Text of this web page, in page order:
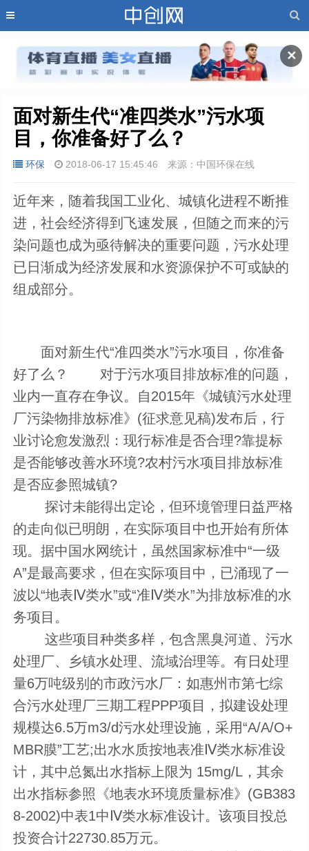
✕
面对新生代“准四类水”污水项
目，你准备好了么？
环保 2018-06-17 15:45:46 来源：中国环保在线
近年来，随着我国工业化、城镇化进程不断推
进，社会经济得到飞速发展，但随之而来的污
染问题也成为亟待解决的重要问题，污水处理
已日渐成为经济发展和水资源保护不可或缺的
组成部分。
面对新生代“准四类水”污水项目，你准备
好了么？ 对于污水项目排放标准的问题，
业内一直存在争议。自2015年《城镇污水处理
厂污染物排放标准》(征求意见稿)发布后，行
业讨论愈发激烈：现行标准是否合理?靠提标
是否能够改善水环境?农村污水项目排放标准
是否应参照城镇?
探讨未能得出定论，但环境管理日益严格
的走向似已明朗，在实际项目中也开始有所体
现。据中国水网统计，虽然国家标准中“一级
A”是最高要求，但在实际项目中，已涌现了一
波以“地表Ⅳ类水”或“准Ⅳ类水”为排放标准的水
务项目。
这些项目种类多样，包含黑臭河道、污水
处理厂、乡镇水处理、流域治理等。有日处理
量6万吨级别的市政污水厂：如惠州市第七综
合污水处理厂三期工程PPP项目，拟建设处理
规模达6.5万m3/d污水处理设施，采用“A/A/O+
MBR膜”工艺;出水水质按地表准Ⅳ类水标准设
计，其中总氮出水指标上限为 15mg/L，其余
出水指标参照《地表水环境质量标准》(GB383
8-2002)中表1中Ⅳ类水标准设计。该项目投总
投资合计22730.85万元。